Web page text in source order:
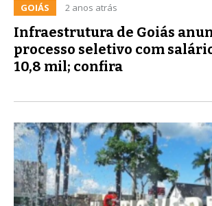
GOIÁS 2 anos atrás
Infraestrutura de Goiás
processo seletivo com
10,8 mil; confira